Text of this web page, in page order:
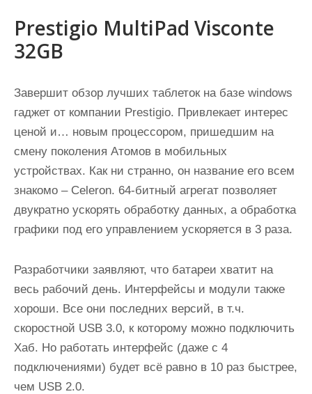
Prestigio MultiPad Visconte
32GB
Завершит обзор лучших таблеток на базе windows
гаджет от компании Prestigio. Привлекает интерес
ценой и… новым процессором, пришедшим на
смену поколения Атомов в мобильных
устройствах. Как ни странно, он название его всем
знакомо – Celeron. 64-битный агрегат позволяет
двукратно ускорять обработку данных, а обработка
графики под его управлением ускоряется в 3 раза.
Разработчики заявляют, что батареи хватит на
весь рабочий день. Интерфейсы и модули также
хороши. Все они последних версий, в т.ч.
скоростной USB 3.0, к которому можно подключить
Хаб. Но работать интерфейс (даже с 4
подключениями) будет всё равно в 10 раз быстрее,
чем USB 2.0.